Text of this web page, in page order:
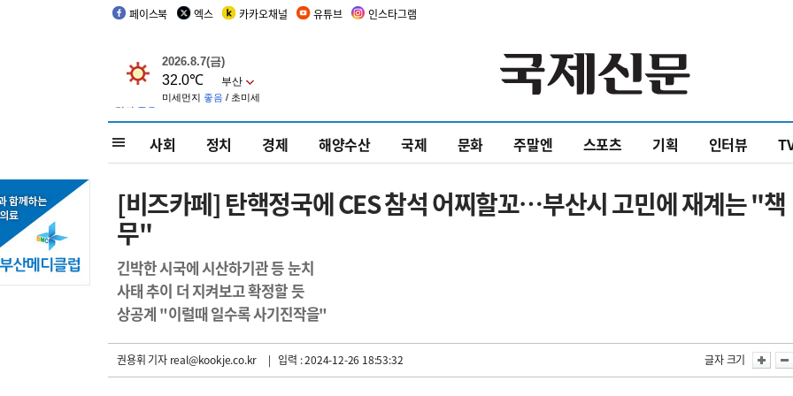
페이스북 엑스 카카오채널 유튜브 인스타그램
사회 정치 경제 해양수산 국제 문화 주말엔 스포츠 기획 인터뷰
[비즈카페] 탄핵정국에 CES 참석 어찌할꼬…부산시 고민에 재계는 "책
무"
긴박한 시국에 시산하기관 등 눈치
사태 추이 더 지켜보고 확정할 듯
상공계 "이럴때 일수록 사기진작을"
권용휘 기자real@kookje.co.kr | 입력 : 2024-12-26 18:53:32 글자 크기